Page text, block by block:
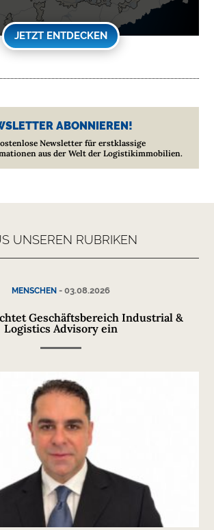
JETZT ENTDECKEN
ABONNIEREN!
Newsletter für erstklassige
aus der Welt der Logistikimmobilien.
UNSEREN RUBRIKEN
MENSCHEN - 03.08.2026
Geschäftsbereich Industrial &
Logistics Advisory ein